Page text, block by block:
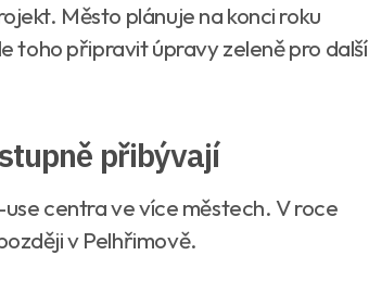
Město plánuje na konci roku
toho připravit úpravy zeleně pro další
přibývají
centra ve více městech. V roce
v Pelhřimově.